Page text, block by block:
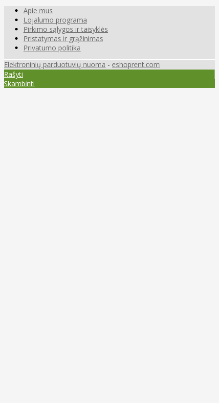
Apie mus
Lojalumo programa
Pirkimo sąlygos ir taisyklės
Pristatymas ir grąžinimas
Privatumo politika
Elektroninių parduotuvių nuoma - eshoprent.com
Rašyti
Skambinti